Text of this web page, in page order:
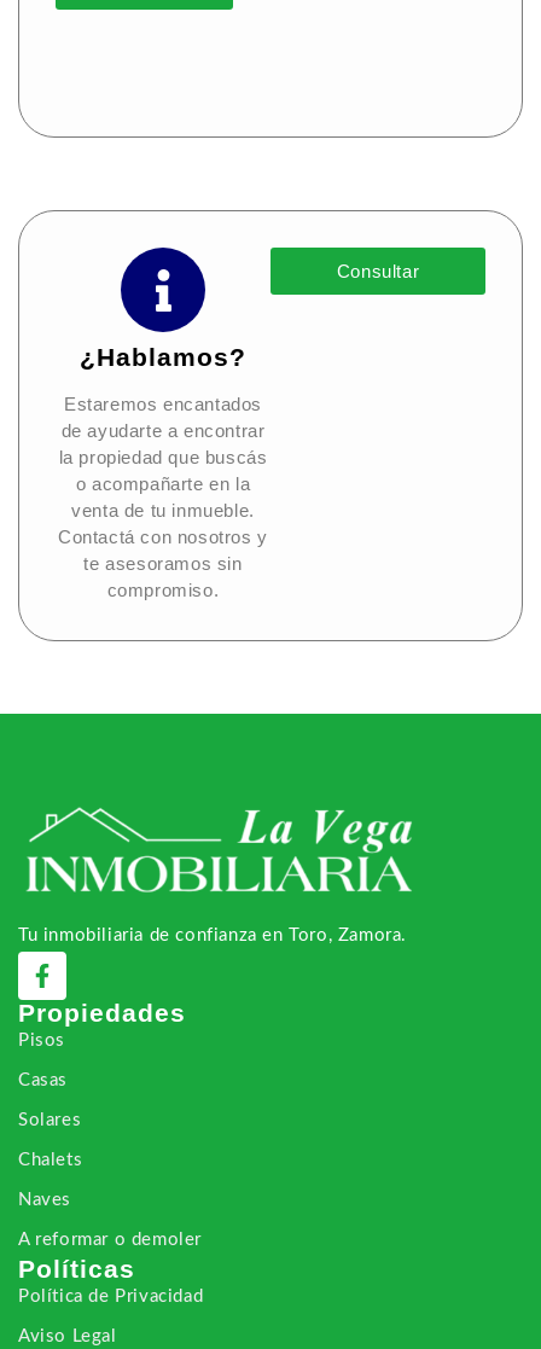
¿Hablamos?
Estaremos encantados
de ayudarte a encontrar
la propiedad que buscás
o acompañarte en la
venta de tu inmueble.
Contactá con nosotros y
te asesoramos sin
compromiso.
Consultar
Tu inmobiliaria de confianza en Toro, Zamora.
Propiedades
Pisos
Casas
Solares
Chalets
Naves
A reformar o demoler
Políticas
Política de Privacidad
Aviso Legal